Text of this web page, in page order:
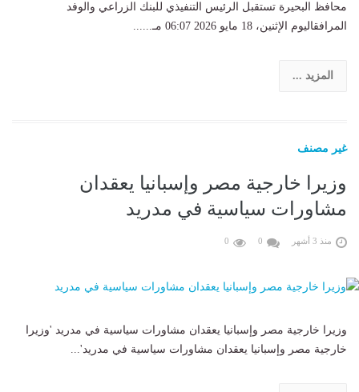
محافظ البحيرة تستقبل الرئيس التنفيذي للبنك الزراعي والوفد
المرافقاليوم الإثنين، 18 مايو 2026 06:07 مـ......
المزيد ...
غير مصنف
وزيرا خارجية مصر وإسبانيا يعقدان
مشاورات سياسية في مدريد
منذ 3 أشهر 0
0
وزيرا خارجية مصر وإسبانيا يعقدان مشاورات سياسية في مدريد 'وزيرا
خارجية مصر وإسبانيا يعقدان مشاورات سياسية في مدريد'...